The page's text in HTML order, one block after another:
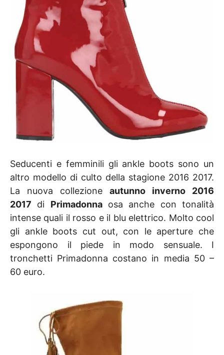
Seducenti e femminili gli ankle boots sono un
altro modello di culto della stagione 2016 2017.
La nuova collezione autunno inverno 2016
2017 di Primadonnaosa anche con tonalità
intense quali il rosso e il blu elettrico. Molto cool
gli ankle boots cut out, con le aperture che
espongono il piede in modo sensuale. I
tronchetti Primadonna costano in media 50 –
60 euro.